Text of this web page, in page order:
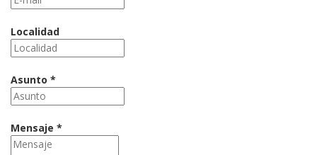
Localidad
Asunto *
Mensaje *